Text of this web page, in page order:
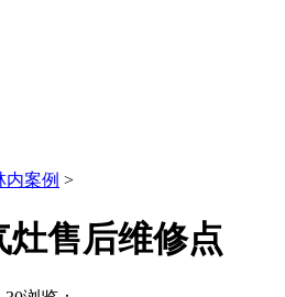
内案例 >
灶售后维修点